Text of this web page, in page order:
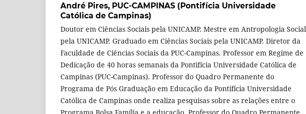
André Pires, PUC-CAMPINAS (Pontifícia Universidade
Católica de Campinas)
Doutor em Ciências Sociais pela UNICAMP. Mestre em Antropologia Social
pela UNICAMP. Graduado em Ciências Sociais pela UNICAMP. Diretor da
Faculdade de Ciências Sociais da PUC-Campinas. Professor em Regime de
Dedicação de 40 horas semanais da Pontifícia Universidade Católica de
Campinas (PUC-Campinas). Professor do Quadro Permanente do
Programa de Pós Graduação em Educação da Pontifícia Universidade
Católica de Campinas onde realiza pesquisas sobre as relações entre o